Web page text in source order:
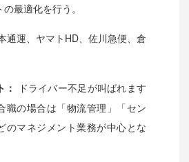
最適化を行う。
通運、ヤマトHD、佐川急便、倉
：
ドライバー不足が叫ばれます
職の場合は「物流管理」「セン
のマネジメント業務が中心とな